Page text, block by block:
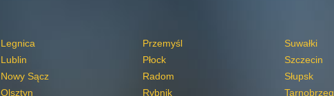
Legnica
Lublin
Nowy Sącz
Olsztyn
Przemyśl
Płock
Radom
Rybnik
Suwałki
Szczecin
Słupsk
Tarnobrzeg